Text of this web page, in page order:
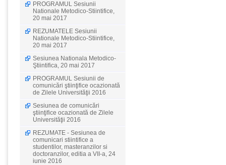
PROGRAMUL Sesiunii
Nationale Metodico-Stiintifice,
20 mai 2017
REZUMATELE Sesiunii
Nationale Metodico-Stiintifice,
20 mai 2017
Sesiunea Nationala Metodico-
Ştiintifica, 20 mai 2017
PROGRAMUL Sesiunii de
comunicări ştiinţifice ocazionată
de Zilele Universităţii 2016
Sesiunea de comunicări
ştiinţifice ocazionată de Zilele
Universităţii 2016
REZUMATE - Sesiunea de
comunicari stiintifice a
studentilor, masteranzilor si
doctoranzilor, editia a VII-a, 24
iunie 2016